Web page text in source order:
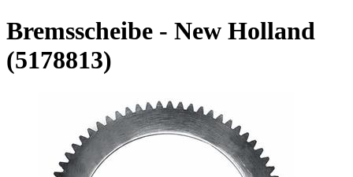
Bremsscheibe - New Holland
(5178813)